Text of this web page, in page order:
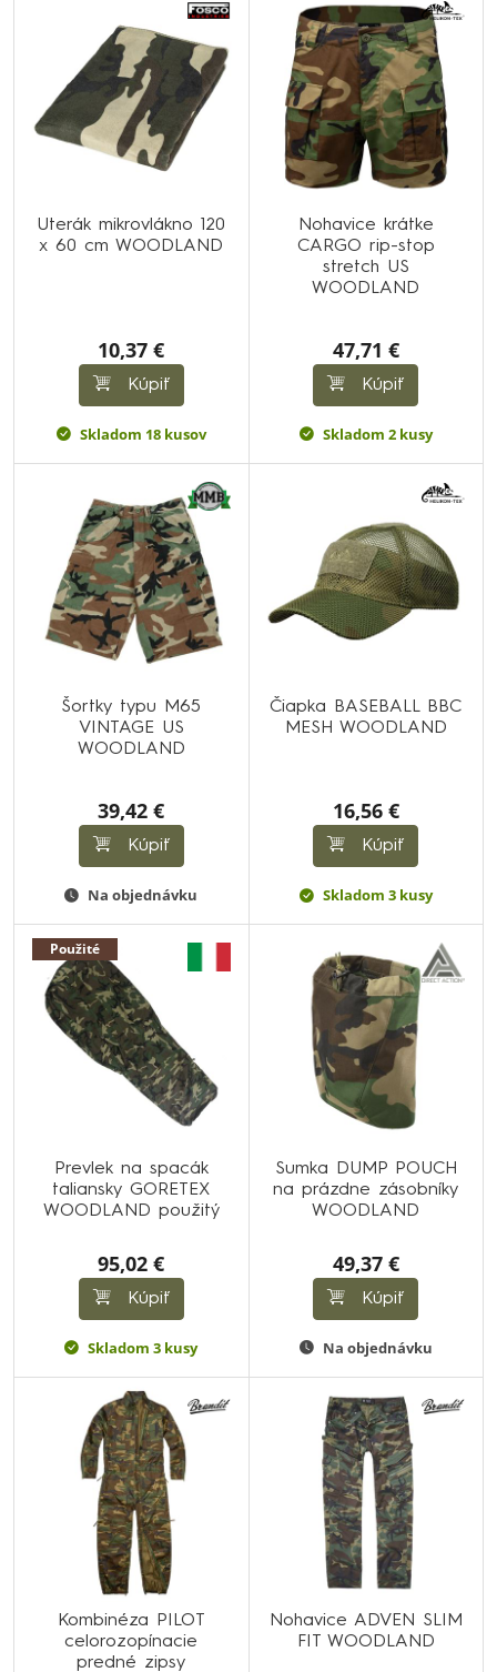
Uterák mikrovlákno 120
x 60 cm WOODLAND
10,37 €
Kúpiť
Skladom 18 kusov
Nohavice krátke
CARGO rip-stop
stretch US
WOODLAND
47,71 €
Kúpiť
Skladom 2 kusy
Šortky typu M65
VINTAGE US
WOODLAND
39,42 €
Kúpiť
Na objednávku
Čiapka BASEBALL BBC
MESH WOODLAND
16,56 €
Kúpiť
Skladom 3 kusy
Použité
Prevlek na spacák
taliansky GORETEX
WOODLAND použitý
95,02 €
Kúpiť
Skladom 3 kusy
Sumka DUMP POUCH
na prázdne zásobníky
WOODLAND
49,37 €
Kúpiť
Na objednávku
Kombinéza PILOT
celorozopínacie
predné zipsy
Nohavice ADVEN SLIM
FIT WOODLAND